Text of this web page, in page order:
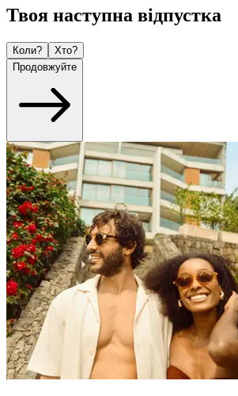
Твоя наступна відпустка
Коли?
Хто?
Продовжуйте